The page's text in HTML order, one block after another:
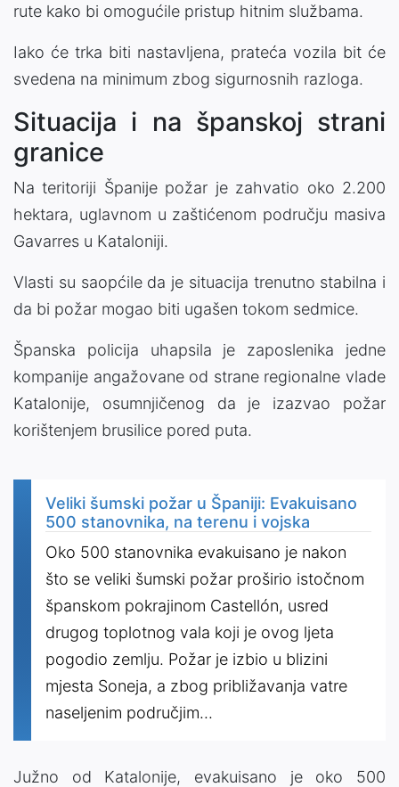
rute kako bi omogućile pristup hitnim službama.
Iako će trka biti nastavljena, prateća vozila bit će
svedena na minimum zbog sigurnosnih razloga.
Situacija i na španskoj strani
granice
Na teritoriji Španije požar je zahvatio oko 2.200
hektara, uglavnom u zaštićenom području masiva
Gavarres u Kataloniji.
Vlasti su saopćile da je situacija trenutno stabilna i
da bi požar mogao biti ugašen tokom sedmice.
Španska policija uhapsila je zaposlenika jedne
kompanije angažovane od strane regionalne vlade
Katalonije, osumnjičenog da je izazvao požar
korištenjem brusilice pored puta.
Veliki šumski požar u Španiji: Evakuisano
500 stanovnika, na terenu i vojska
Oko 500 stanovnika evakuisano je nakon
što se veliki šumski požar proširio istočnom
španskom pokrajinom Castellón, usred
drugog toplotnog vala koji je ovog ljeta
pogodio zemlju. Požar je izbio u blizini
mjesta Soneja, a zbog približavanja vatre
naseljenim područjim...
Južno od Katalonije, evakuisano je oko 500